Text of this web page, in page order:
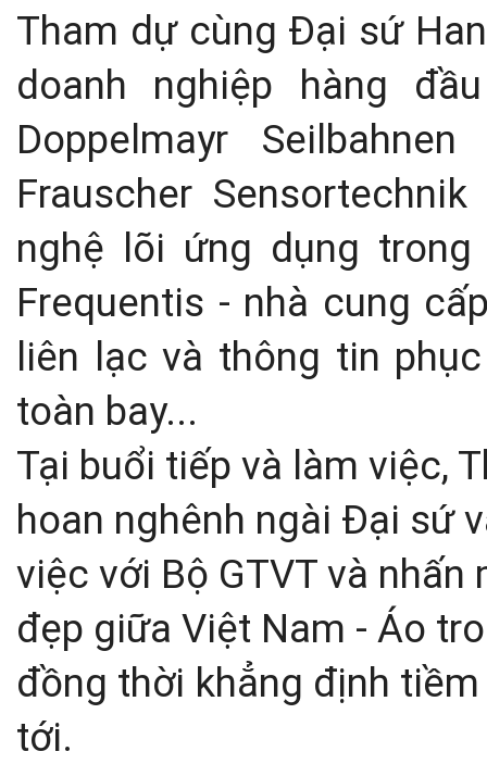
Tham dự cùng Đại sứ
doanh nghiệp hàng
Doppelmayr
Frauscher
nghệ lõi ứng dụng
Frequentis - nhà cung
liên lạc và thông tin
toàn bay...
Tại buổi tiếp và làm việc,
hoan nghênh ngài Đại sứ
việc với Bộ GTVT và
đẹp giữa Việt Nam - Áo
đồng thời khẳng định
tới.